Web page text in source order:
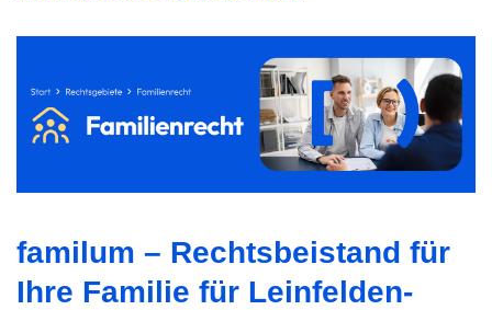
familum – Rechtsbeistand für
Ihre Familie für Leinfelden-